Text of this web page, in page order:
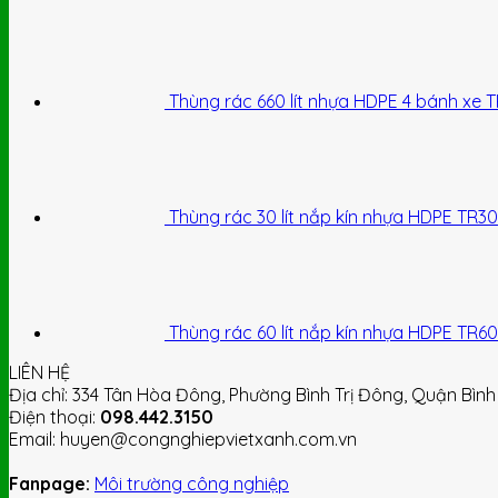
Thùng rác 660 lít nhựa HDPE 4 bánh xe
Thùng rác 30 lít nắp kín nhựa HDPE TR30
Thùng rác 60 lít nắp kín nhựa HDPE TR60
LIÊN HỆ
Địa chỉ: 334 Tân Hòa Đông, Phường Bình Trị Đông, Quận Bình
Điện thoại: 098.442.3150
Email: huyen@congnghiepvietxanh.com.vn
Fanpage: Môi trường công nghiệp